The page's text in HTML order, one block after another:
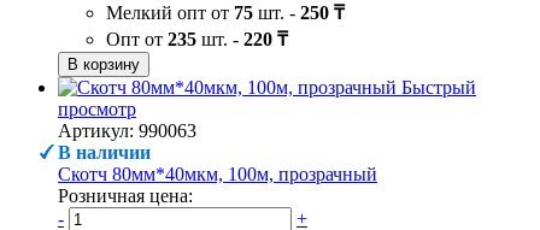
Мелкий опт от 75 шт. - 250 ₸
Опт от 235 шт. - 220 ₸
В корзину
Быстрый
просмотр
Артикул: 990063
В наличии
Скотч 80мм*40мкм, 100м, прозрачный
Розничная цена:
-
+